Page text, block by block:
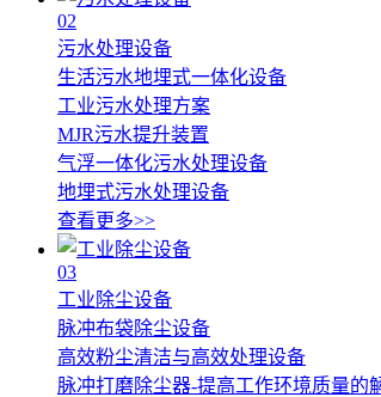
02
污水处理设备
生活污水地埋式一体化设备
工业污水处理方案
MJR污水提升装置
气浮一体化污水处理设备
地埋式污水处理设备
查看更多>>
03
工业除尘设备
脉冲布袋除尘设备
高效粉尘清洁与高效处理设备
脉冲打磨除尘器-提高工作环境质量的